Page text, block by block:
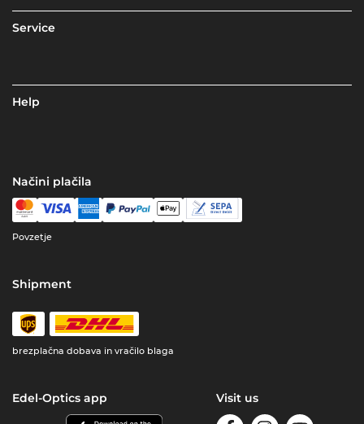
Service
Help
Načini plačila
Povzetje
Shipment
brezplačna dobava in vračilo blaga
Edel-Optics app Visit us